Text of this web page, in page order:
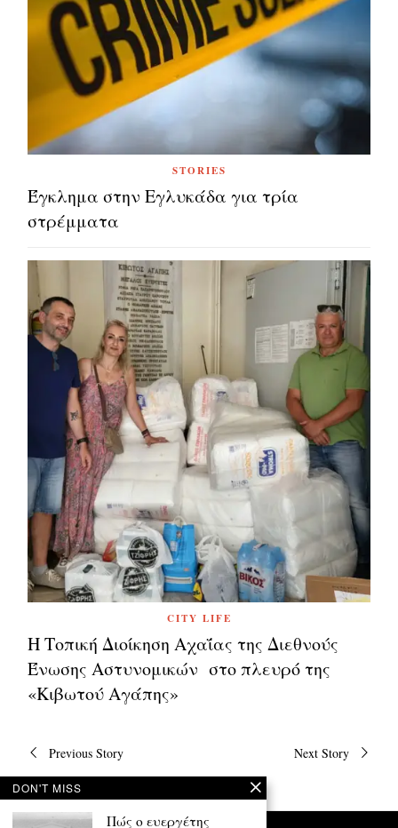
STORIES
Έγκλημα στην Εγλυκάδα για τρία
στρέμματα
CITY LIFE
Η Τοπική Διοίκηση Αχαΐας της Διεθνούς
Ένωσης Αστυνομικών στο πλευρό της
«Κιβωτού Αγάπης»
Πλοήγηση
Previous Story Next Story
DON'T MISS
Πώς ο ευεργέτης